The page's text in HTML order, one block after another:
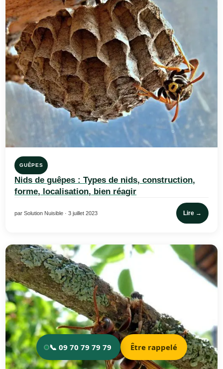
GUÊPES
Nids de guêpes : Types de nids, construction,
forme, localisation, bien réagir
par Solution Nuisible · 3 juillet 2023 Lire →